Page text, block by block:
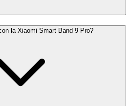
la Xiaomi Smart Band 9 Pro?